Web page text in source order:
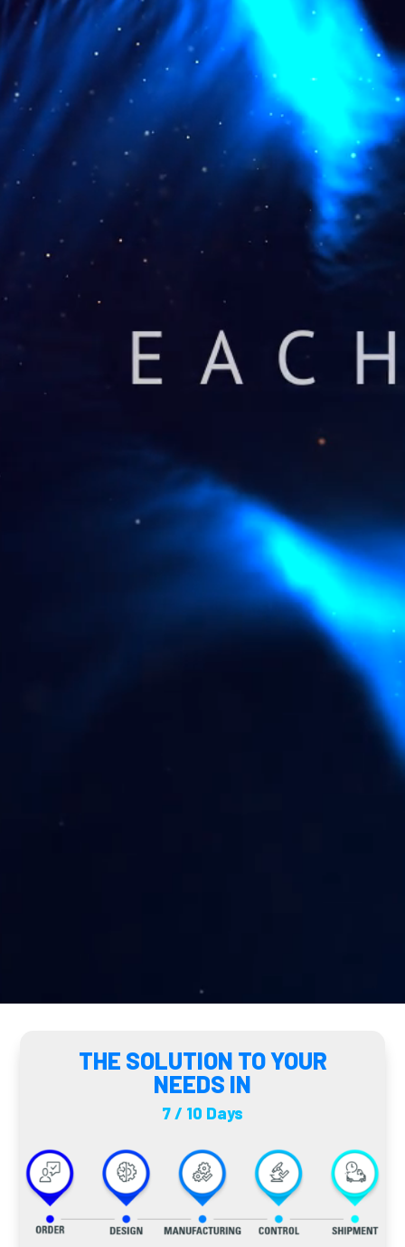
THE SOLUTION TO YOUR
NEEDS IN
7 / 10 Days